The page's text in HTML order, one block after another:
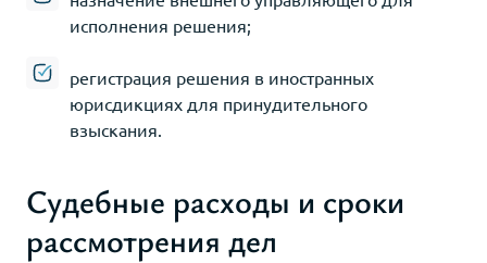
исполнения решения;
регистрация решения в иностранных
юрисдикциях для принудительного
взыскания.
Судебные расходы и сроки
рассмотрения дел